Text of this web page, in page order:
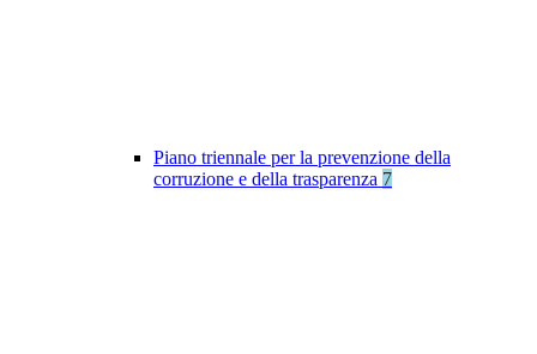
Piano triennale per la prevenzione della
corruzione e della trasparenza 7